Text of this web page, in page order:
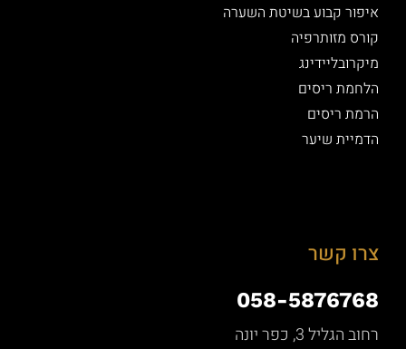
איפור קבוע בשיטת השערה
קורס מזותרפיה
מיקרובליידינג
הלחמת ריסים
הרמת ריסים
הדמיית שיער
צרו קשר
058-5876768
רחוב הגליל 3, כפר יונה